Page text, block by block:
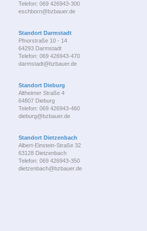
Telefon: 069 426943-300
eschborn@bzbauer.de
Standort Darmstadt
Pfnorstraße 10 - 14
64293 Darmstadt
Telefon: 069 426943-470
darmstadt@bzbauer.de
Standort Dieburg
Altheimer Straße 4
64807 Dieburg
Telefon: 069 426943-460
dieburg@bzbauer.de
Standort Dietzenbach
Albert-Einstein-Straße 32
63128 Dietzenbach
Telefon: 069 426943-350
dietzenbach@bzbauer.de